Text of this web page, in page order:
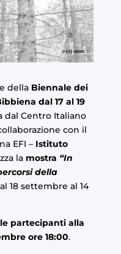
della Biennale dei
dal 17 al 19
dal Centro Italiano
con il
EFI – Istituto
la mostra “In
della
18 settembre al 14
partecipanti alla
ore 18:00.